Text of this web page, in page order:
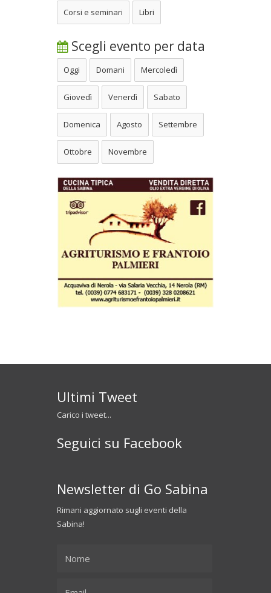
Corsi e seminari Libri
Scegli evento per data
Oggi Domani Mercoledì
Giovedì Venerdì Sabato
Domenica Agosto Settembre
Ottobre Novembre
Ultimi Tweet
Carico i tweet...
Seguici su Facebook
Newsletter di Go Sabina
Rimani aggiornato sugli eventi della
Sabina!